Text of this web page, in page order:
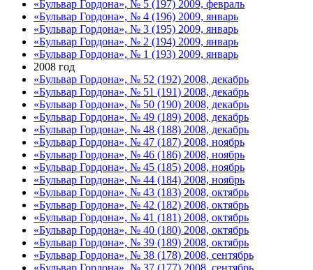
«Бульвар Гордона», № 5 (197) 2009, февраль
«Бульвар Гордона», № 4 (196) 2009, январь
«Бульвар Гордона», № 3 (195) 2009, январь
«Бульвар Гордона», № 2 (194) 2009, январь
«Бульвар Гордона», № 1 (193) 2009, январь
2008 год
«Бульвар Гордона», № 52 (192) 2008, декабрь
«Бульвар Гордона», № 51 (191) 2008, декабрь
«Бульвар Гордона», № 50 (190) 2008, декабрь
«Бульвар Гордона», № 49 (189) 2008, декабрь
«Бульвар Гордона», № 48 (188) 2008, декабрь
«Бульвар Гордона», № 47 (187) 2008, ноябрь
«Бульвар Гордона», № 46 (186) 2008, ноябрь
«Бульвар Гордона», № 45 (185) 2008, ноябрь
«Бульвар Гордона», № 44 (184) 2008, ноябрь
«Бульвар Гордона», № 43 (183) 2008, октябрь
«Бульвар Гордона», № 42 (182) 2008, октябрь
«Бульвар Гордона», № 41 (181) 2008, октябрь
«Бульвар Гордона», № 40 (180) 2008, октябрь
«Бульвар Гордона», № 39 (189) 2008, октябрь
«Бульвар Гордона», № 38 (178) 2008, сентябрь
«Бульвар Гордона», № 37 (177) 2008, сентябрь